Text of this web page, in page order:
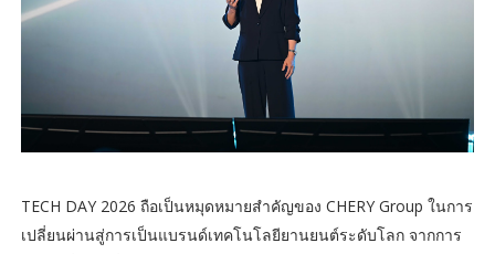
TECH DAY 2026 ถือเป็นหมุดหมายสำคัญของ CHERY Group ในการ
เปลี่ยนผ่านสู่การเป็นแบรนด์เทคโนโลยียานยนต์ระดับโลก จากการ